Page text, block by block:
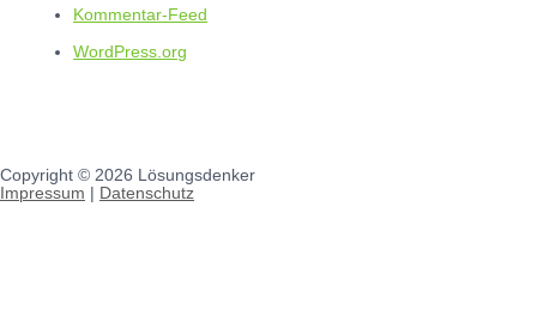
Kommentar-Feed
WordPress.org
Copyright © 2026
Lösungsdenker
Impressum
Datenschutz